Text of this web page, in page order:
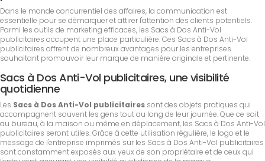
Dans le monde concurrentiel des affaires, la communication est
essentielle pour se démarquer et attirer l'attention des clients potentiels.
Parmi les outils de marketing efficaces, les Sacs à Dos Anti-Vol
publicitaires occupent une place particulière. Ces Sacs à Dos Anti-Vol
publicitaires offrent de nombreux avantages pour les entreprises
souhaitant promouvoir leur marque de manière originale et pertinente.
Sacs à Dos Anti-Vol publicitaires, une visibilité
quotidienne
Les Sacs à Dos Anti-Vol publicitaires sont des objets pratiques qui
accompagnent souvent les gens tout au long de leur journée. Que ce soit
au bureau, à la maison ou même en déplacement, les Sacs à Dos Anti-Vol
publicitaires seront utiles. Grâce à cette utilisation régulière, le logo et le
message de l'entreprise imprimés sur les Sacs à Dos Anti-Vol publicitaires
sont constamment exposés aux yeux de son propriétaire et de ceux qui